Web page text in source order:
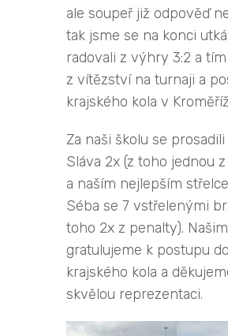
ale soupeř již odpověď
tak jsme se na konci
radovali z výhry 3:2 a
z vítězství na turnaji a
krajského kola v
Za naši školu se
Sláva 2x (z toho jednou
a naším nejlepším
Séba se 7 vstřelenými
toho 2x z penalty).
gratulujeme k postupu do
krajského kola a
skvělou reprezentaci.